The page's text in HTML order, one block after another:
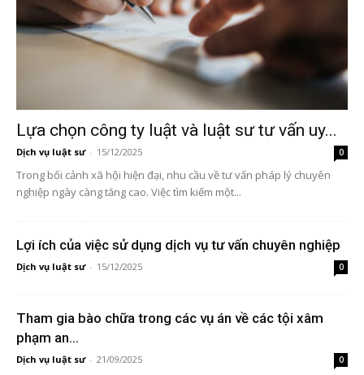
Lựa chọn công ty luật và luật sư tư vấn uy...
Dịch vụ luật sư - 15/12/2025 0
Trong bối cảnh xã hội hiện đại, nhu cầu về tư vấn pháp lý chuyên
nghiệp ngày càng tăng cao. Việc tìm kiếm một...
Lợi ích của việc sử dụng dịch vụ tư vấn chuyên nghiệp
Dịch vụ luật sư - 15/12/2025 0
Tham gia bào chữa trong các vụ án về các tội xâm
phạm an...
Dịch vụ luật sư - 21/09/2025 0